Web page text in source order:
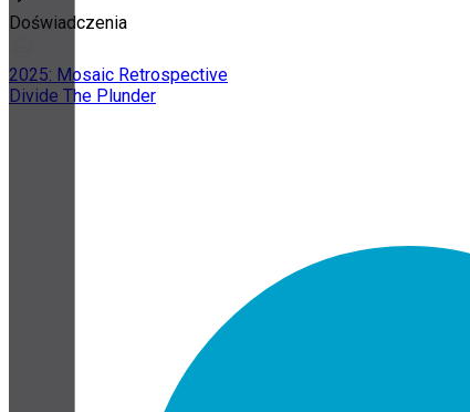
Doświadczenia
2025: Mosaic Retrospective
Divide The Plunder